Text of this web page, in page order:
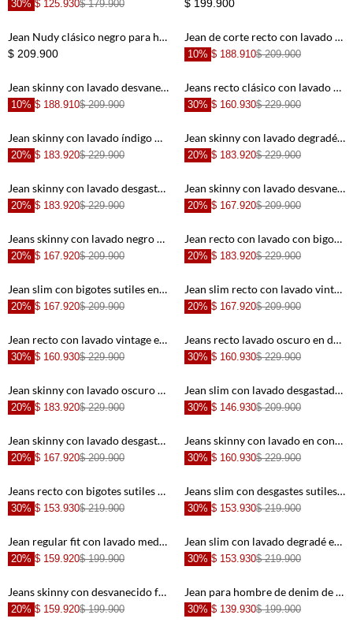
+ +
+ +
+ +
+
30% $ 125.930$ 179.900
+
$ 199.900
+
Jean Nudy clásico negro para hombre
$ 209.900
+
Jean de corte recto con lavado índigo desgastado en denim para hombre
10% $ 188.910$ 209.900
+
Jean skinny con lavado desvanecido en denim para hombre
10% $ 188.910$ 209.900
+
Jeans recto clásico con lavado medio desvanecido en denim para hombre
30% $ 160.930$ 229.900
+
Jean skinny con lavado índigo medio en denim de algodón azul para hombre
20% $ 183.920$ 229.900
+
Jean skinny con lavado degradé en denim para hombre
20% $ 183.920$ 229.900
+
Jean skinny con lavado desgastado en denim de algodón azul medio para hombre
20% $ 183.920$ 229.900
+
Jean skinny con lavado desvanecido en denim para hombre
20% $ 167.920$ 209.900
+
Jeans skinny con lavado negro difuminado en denim para hombre
20% $ 167.920$ 209.900
+
Jean recto con lavado con bigotes en denim para hombre
20% $ 183.920$ 229.900
+
Jean slim con bigotes sutiles en denim oscuro para hombre
20% $ 167.920$ 209.900
+
Jean slim recto con lavado vintage suave de algodón azul claro para hombre
20% $ 167.920$ 209.900
+
Jean recto con lavado vintage en denim para hombre
30% $ 160.930$ 229.900
+
Jeans recto lavado oscuro en denim para hombre
30% $ 160.930$ 229.900
+
Jean skinny con lavado oscuro y desgastes en denim para hombre
20% $ 183.920$ 229.900
+
Jean slim con lavado desgastado en denim para hombre
30% $ 146.930$ 209.900
Jean skinny con lavado desgastado en algodón azul clásico para hombre
20% $ 167.920$ 209.900
Jeans skinny con lavado en contraste en denim para hombre
30% $ 160.930$ 229.900
Jeans recto con bigotes sutiles en algodón azul oscuro para hombre
30% $ 153.930$ 219.900
Jeans slim con desgastes sutiles de algodón índigo oscuro para hombre
30% $ 153.930$ 219.900
Jean regular fit con lavado medio desgastado de algodón azul para hombre
20% $ 159.920$ 199.900
Jean slim con lavado degradé en denim de algodón azul para hombre
30% $ 153.930$ 219.900
Jeans skinny con desvanecido frontal en algodón azul claro para hombre
20% $ 159.920$ 199.900
Jean para hombre de denim de algodón azul índigo corte recto con lavado oscuro uniforme
30% $ 139.930$ 199.900